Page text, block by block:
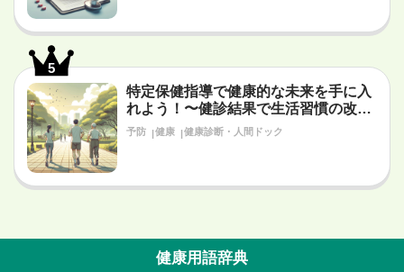
5
特定保健指導で健康的な未来を手に入
れよう！〜健診結果で生活習慣の改善
が必要だと言われたあなたへ〜
予防 健康 健康診断・人間ドック
健康用語辞典